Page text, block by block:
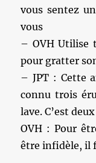
vous sentez
vous
– OVH Utilise
pour gratter
– JPT : Cette
connu trois
lave. C’est
OVH : Pour
être infidèle, il